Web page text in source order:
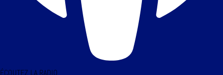
ÉCOUTEZ LA RADIO